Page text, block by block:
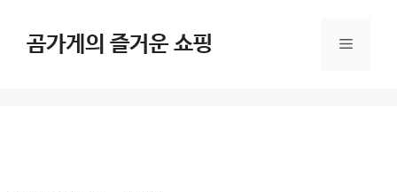
content곰가게의 즐거운 쇼핑 Menu